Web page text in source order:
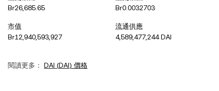
Br26,685.65
Br0.0032703
市值
Br12,940,593,927
流通供應
4,589,477,244 DAI
閱讀更多： DAI (DAI) 價格